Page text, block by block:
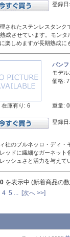
登録
されたステンレスタンク
成させています。モン
楽しめますが長期熟成に
在庫有り: 6
バン
モデル:
価格:
重量:
登録
社のブルネッロ・ディ
ッドに繊細なガーネッ
ッシュさと活力を与え
を表示中 (新着商品の
4 5 [次へ >>]